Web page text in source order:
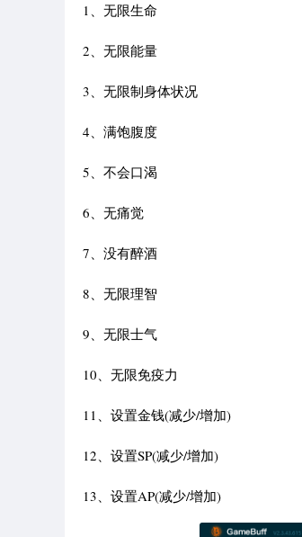
1、无限生命
2、无限能量
3、无限制身体状况
4、满饱腹度
5、不会口渴
6、无痛觉
7、没有醉酒
8、无限理智
9、无限士气
10、无限免疫力
11、设置金钱(减少/增加)
12、设置SP(减少/增加)
13、设置AP(减少/增加)